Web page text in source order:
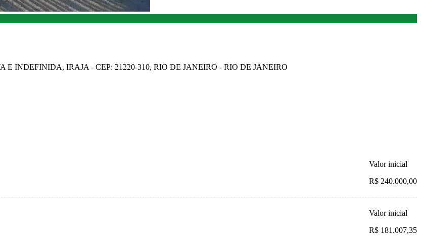
E INDEFINIDA, IRAJA - CEP: 21220-310, RIO DE JANEIRO - RIO DE JANEIRO
Valor inicial
R$ 240.000,00
Valor inicial
R$ 181.007,35